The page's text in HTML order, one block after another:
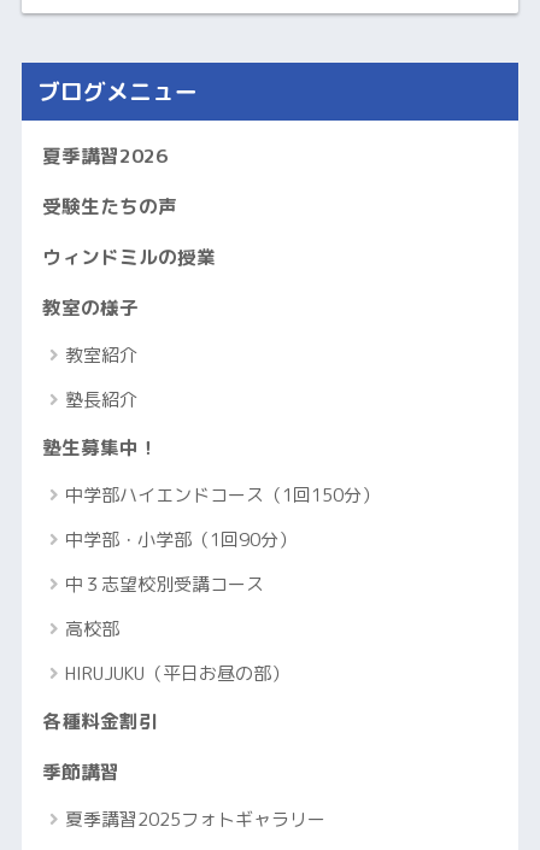
ブログメニュー
夏季講習2026
受験生たちの声
ウィンドミルの授業
教室の様子
教室紹介
塾長紹介
塾生募集中！
中学部ハイエンドコース（1回150分）
中学部・小学部（1回90分）
中３志望校別受講コース
高校部
HIRUJUKU（平日お昼の部）
各種料金割引
季節講習
夏季講習2025フォトギャラリー